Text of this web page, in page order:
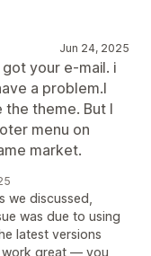
Jun 24, 2025
your e-mail. i
a problem.I
theme. But I
menu on
market.
we discussed,
was due to using
latest versions
work great — you